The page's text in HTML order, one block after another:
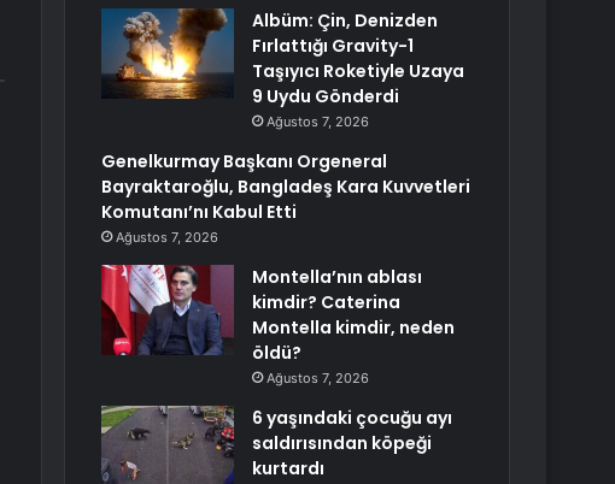
Albüm: Çin, Denizden
Fırlattığı Gravity-1
Taşıyıcı Roketiyle Uzaya
9 Uydu Gönderdi
Ağustos 7, 2026
Genelkurmay Başkanı Orgeneral
Bayraktaroğlu, Bangladeş Kara Kuvvetleri
Komutanı’nı Kabul Etti
Ağustos 7, 2026
Montella’nın ablası
kimdir? Caterina
Montella kimdir, neden
öldü?
Ağustos 7, 2026
6 yaşındaki çocuğu ayı
saldırısından köpeği
kurtardı